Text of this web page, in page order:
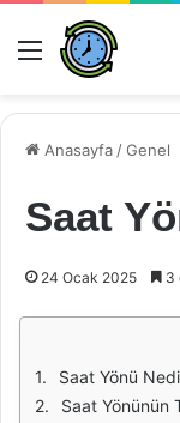
Menü
Anasayfa /Genel
Saat
24 Ocak 2025 3
Saat Yönü
Saat Yönünün